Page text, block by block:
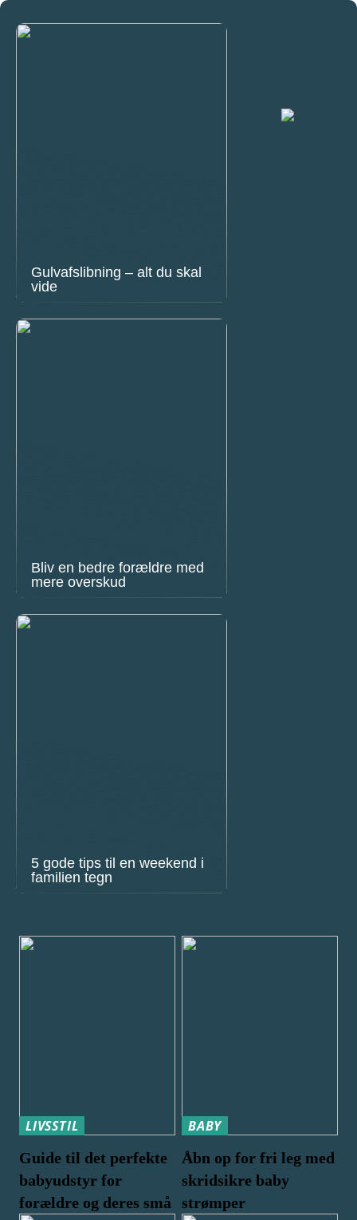
Gulvafslibning – alt du skal
vide
Bliv en bedre forældre med
mere overskud
5 gode tips til en weekend i
familien tegn
LIVSSTIL
Guide til det perfekte
babyudstyr for
forældre og deres små
BABY
Åbn op for fri leg med
skridsikre baby
strømper